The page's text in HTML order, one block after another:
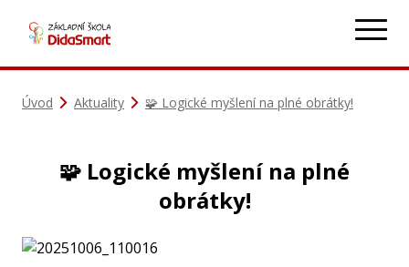
Úvod Aktuality 🧩 Logické myšlení na plné obrátky!
🧩 Logické myšlení na plné
obrátky!